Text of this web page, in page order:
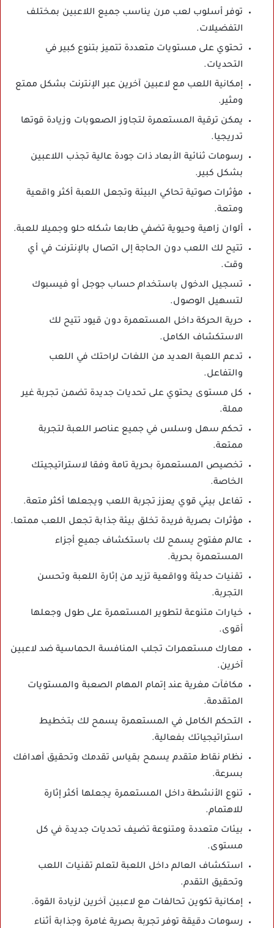
توفر أسلوب لعب مرن يناسب جميع اللاعبين بمختلف
التفضيلات.
تحتوي على مستويات متعددة تتميز بتنوع كبير في
التحديات.
إمكانية اللعب مع لاعبين آخرين عبر الإنترنت بشكل ممتع
ومثير.
يمكن ترقية المستعمرة لتجاوز الصعوبات وزيادة قوتها
تدريجيا.
رسومات ثنائية الأبعاد ذات جودة عالية تجذب اللاعبين
بشكل كبير.
مؤثرات صوتية تحاكي البيئة وتجعل اللعبة أكثر واقعية
ومتعة.
ألوان زاهية وحيوية تضفي طابعا شكله حلو وجميلا للعبة.
تتيح لك اللعب دون الحاجة إلى اتصال بالإنترنت في أي
وقت.
تسجيل الدخول باستخدام حساب جوجل أو فيسبوك
لتسهيل الوصول.
حرية الحركة داخل المستعمرة دون قيود تتيح لك
الاستكشاف الكامل.
تدعم اللعبة العديد من اللغات لراحتك في اللعب
والتفاعل.
كل مستوى يحتوي على تحديات جديدة تضمن تجربة غير
مملة.
تحكم سهل وسلس في جميع عناصر اللعبة لتجربة
ممتعة.
تخصيص المستعمرة بحرية تامة وفقا لاستراتيجيتك
الخاصة.
تفاعل بيئي قوي يعزز تجربة اللعب ويجعلها أكثر متعة.
مؤثرات بصرية فريدة تخلق بيئة جذابة تجعل اللعب ممتعا.
عالم مفتوح يسمح لك باستكشاف جميع أجزاء
المستعمرة بحرية.
تقنيات حديثة وواقعية تزيد من إثارة اللعبة وتحسن
التجربة.
خيارات متنوعة لتطوير المستعمرة على طول وجعلها
أقوى.
معارك مستعمرات تجلب المنافسة الحماسية ضد لاعبين
آخرين.
مكافآت مغرية عند إتمام المهام الصعبة والمستويات
المتقدمة.
التحكم الكامل في المستعمرة يسمح لك بتخطيط
استراتيجياتك بفعالية.
نظام نقاط متقدم يسمح بقياس تقدمك وتحقيق أهدافك
بسرعة.
تنوع الأنشطة داخل المستعمرة يجعلها أكثر إثارة
للاهتمام.
بيئات متعددة ومتنوعة تضيف تحديات جديدة في كل
مستوى.
استكشاف العالم داخل اللعبة لتعلم تقنيات اللعب
وتحقيق التقدم.
إمكانية تكوين تحالفات مع لاعبين آخرين لزيادة القوة.
رسومات دقيقة توفر تجربة بصرية غامرة وجذابة أثناء